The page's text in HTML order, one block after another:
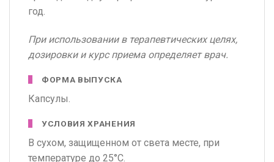
год.
При использовании в терапевтических целях,
дозировки и курс приема определяет врач.
ФОРМА ВЫПУСКА
Капсулы.
УСЛОВИЯ ХРАНЕНИЯ
В сухом, защищенном от света месте, при
температуре до 25°C.